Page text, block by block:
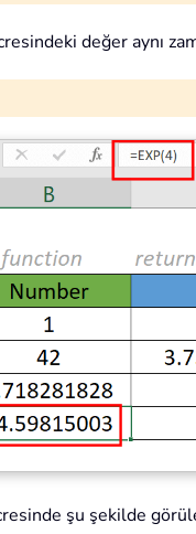
değer aynı
şu şekilde